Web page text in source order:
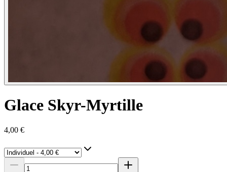
Glace Skyr-Myrtille
4,00 €